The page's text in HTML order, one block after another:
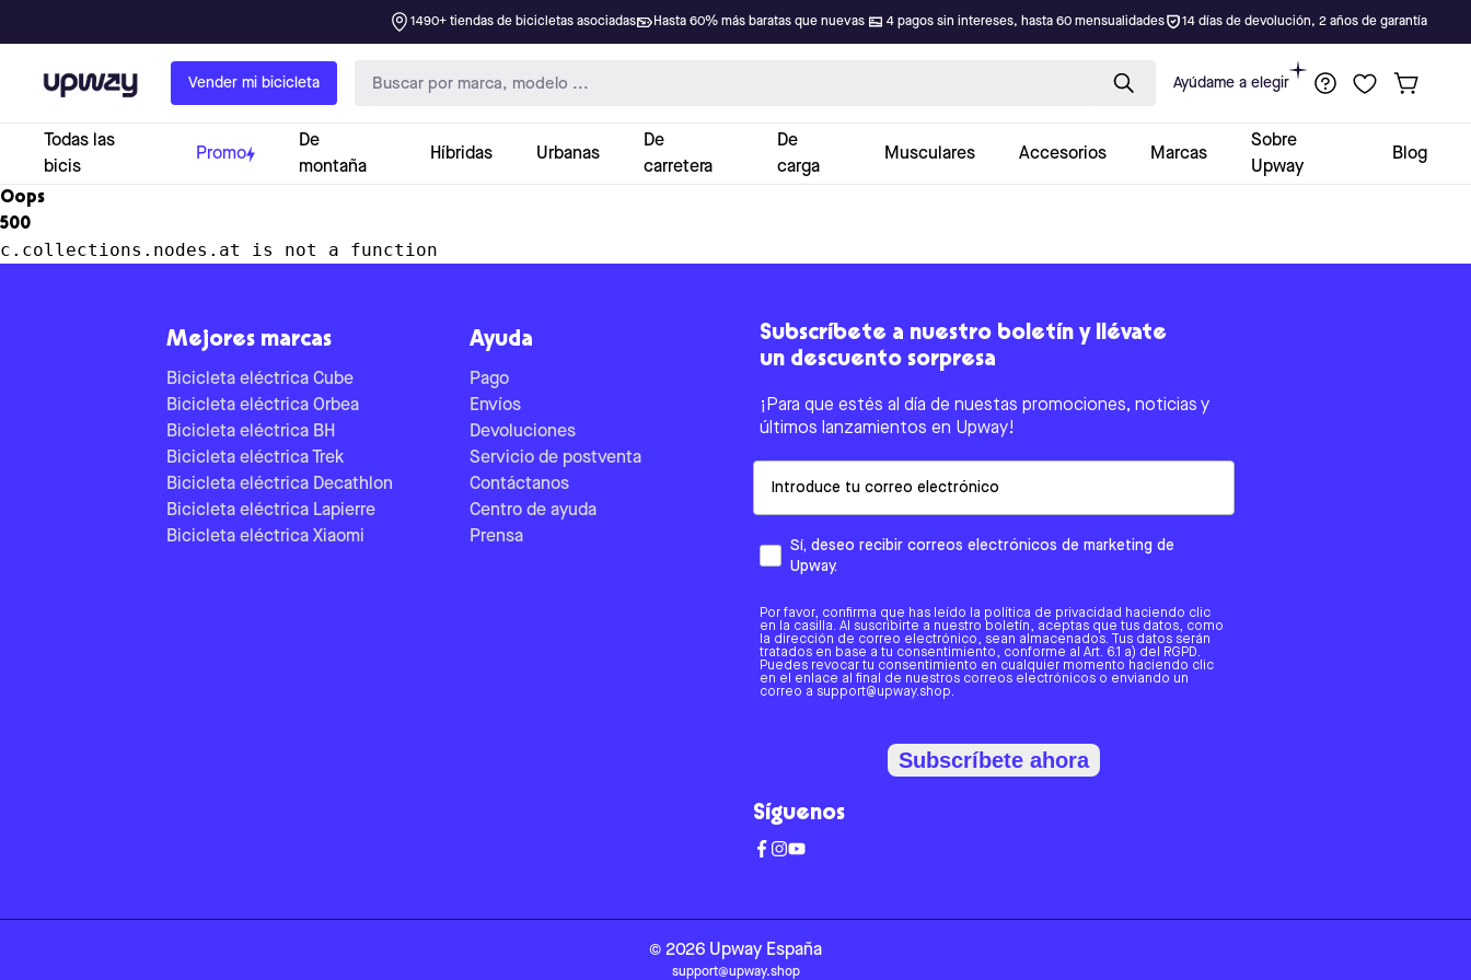
1490+ tiendas de bicicletas asociadas Hasta 60% más baratas que nuevas 4 pagos sin intereses, hasta 60 mensualidades 14 días de devolución, 2 años de garantía
Upway Vender mi bicicleta Ayúdame a elegir
Todas las
bicis
Promo
De
montaña
Híbridas Urbanas
De
carretera
De
carga
Musculares Accesorios Marcas
Sobre
Upway
Blog
Oops
500
c.collections.nodes.at is not a function
Mejores marcas
Bicicleta eléctrica Cube
Bicicleta eléctrica Orbea
Bicicleta eléctrica BH
Bicicleta eléctrica Trek
Bicicleta eléctrica Decathlon
Bicicleta eléctrica Lapierre
Bicicleta eléctrica Xiaomi
Ayuda
Pago
Envíos
Devoluciones
Servicio de postventa
Contáctanos
Centro de ayuda
Prensa
Subscríbete a nuestro boletín y llévate
un descuento sorpresa
¡Para que estés al día de nuestas promociones, noticias y
últimos lanzamientos en Upway!
Sí, deseo recibir correos electrónicos de marketing de
Upway.
Por favor, confirma que has leído la política de privacidad haciendo clic
en la casilla. Al suscribirte a nuestro boletín, aceptas que tus datos, como
la dirección de correo electrónico, sean almacenados. Tus datos serán
tratados en base a tu consentimiento, conforme al Art. 6.1 a) del RGPD.
Puedes revocar tu consentimiento en cualquier momento haciendo clic
en el enlace al final de nuestros correos electrónicos o enviando un
correo a support@upway.shop.
Subscríbete ahora
Síguenos
© 2026 Upway España
support@upway.shop